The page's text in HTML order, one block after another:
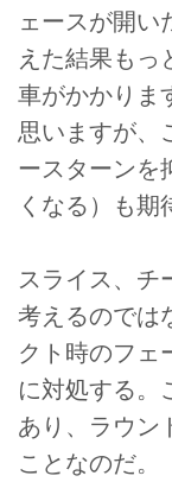
ェースが開い
えた結果もっ
車がかかりま
思いますが、
ースターンを
くなる）も期
スライス、チ
考えるのでは
クト時のフェ
に対処する。
あり、ラウン
ことなのだ。